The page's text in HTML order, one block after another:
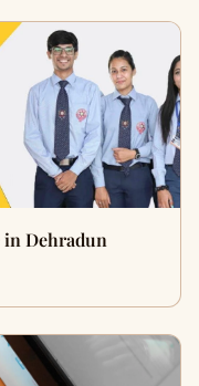
in Dehradun